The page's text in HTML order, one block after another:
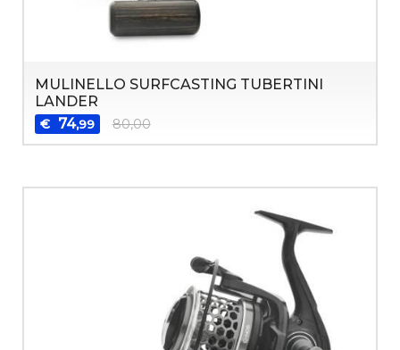
MULINELLO SURFCASTING TUBERTINI
LANDER
€ 74,99 80,00